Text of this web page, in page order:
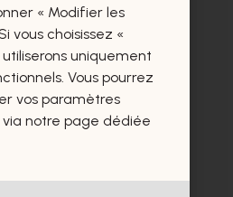
« Modifier les
vous choisissez «
utiliserons uniquement
Vous pourrez
vos paramètres
notre page dédiée